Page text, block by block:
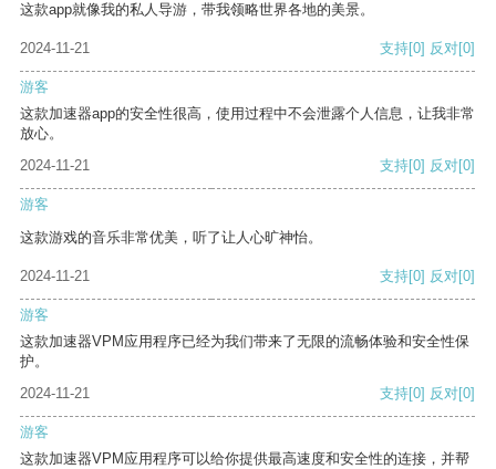
这款app就像我的私人导游，带我领略世界各地的美景。
2024-11-21 支持[0] 反对[0]
游客
这款加速器app的安全性很高，使用过程中不会泄露个人信息，让我非常
放心。
2024-11-21
支持[0] 反对[0]
游客
这款游戏的音乐非常优美，听了让人心旷神怡。
2024-11-21 支持[0] 反对[0]
游客
这款加速器VPM应用程序已经为我们带来了无限的流畅体验和安全性保
护。
2024-11-21
支持[0] 反对[0]
游客
这款加速器VPM应用程序可以给你提供最高速度和安全性的连接，并帮